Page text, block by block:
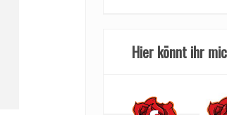
Hier könnt ihr